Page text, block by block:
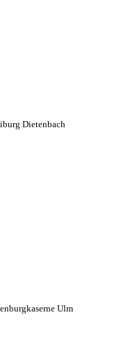
Dietenbach
Ulm